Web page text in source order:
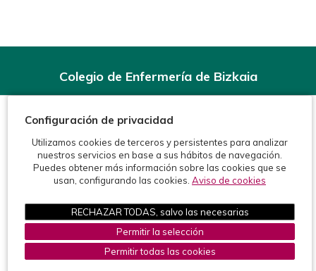
Colegio de Enfermería de Bizkaia
Rodríguez Arias, 6-1º - 48008 Bilbao (BIZKAIA)
Teléfonos: 944 15 11 99
Fax: 944 15 54 92
info@enfermeriabizkaia.org
©2026 Colegio de Enfermería de Bizkaia
Protección de datos
Política de cookies
Configuración de privacidad
Utilizamos cookies de terceros y persistentes para analizar
nuestros servicios en base a sus hábitos de navegación.
Puedes obtener más información sobre las cookies que se
usan, configurando las cookies. Aviso de cookies
RECHAZAR TODAS, salvo las necesarias
Permitir la selección
Permitir todas las cookies